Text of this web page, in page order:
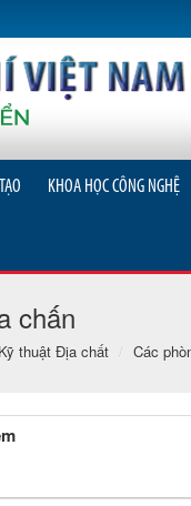
KHOA HỌC CÔNG NGHỆ
chấn
thuật Địa chất / Các